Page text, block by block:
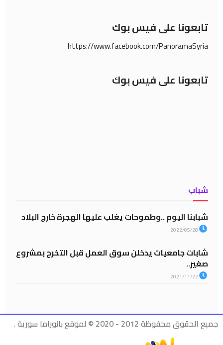
تابعونا على فيس بوك
https://www.facebook.com/PanoramaSyria
تابعونا على فيس بوك
شباب
شبابنا اليوم ..وطموحات يغلب عليها الهجرة خارج البلاد
شابات جامعيات يدخلن سوق العمل قبل التخرج بمشروع
صغير..
جميع الحقوق محفوظة 2012 - 2020 © لموقع بانوراما سورية .